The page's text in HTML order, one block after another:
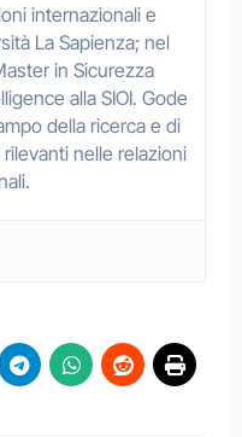
internazionali e
La Sapienza; nel
in Sicurezza
alla SIOI. Gode
della ricerca e di
nelle relazioni